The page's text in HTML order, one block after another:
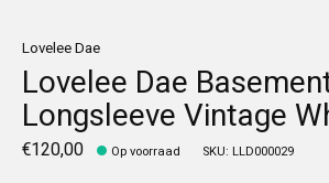
Lovelee Dae
Lovelee Dae
Longsleeve Vintage
€120,00 Op voorraad SKU: LLD000029